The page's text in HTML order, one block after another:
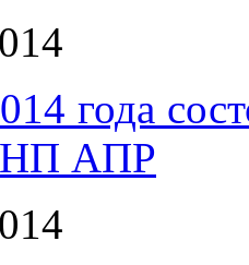
года
НП АПР